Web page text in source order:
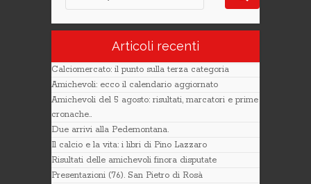
Articoli recenti
Calciomercato: il punto sulla terza categoria
Amichevoli: ecco il calendario aggiornato
Amichevoli del 5 agosto: risultati, marcatori e prime
cronache..
Due arrivi alla Pedemontana.
Il calcio e la vita: i libri di Pino Lazzaro
Risultati delle amichevoli finora disputate
Presentazioni (76). San Pietro di Rosà